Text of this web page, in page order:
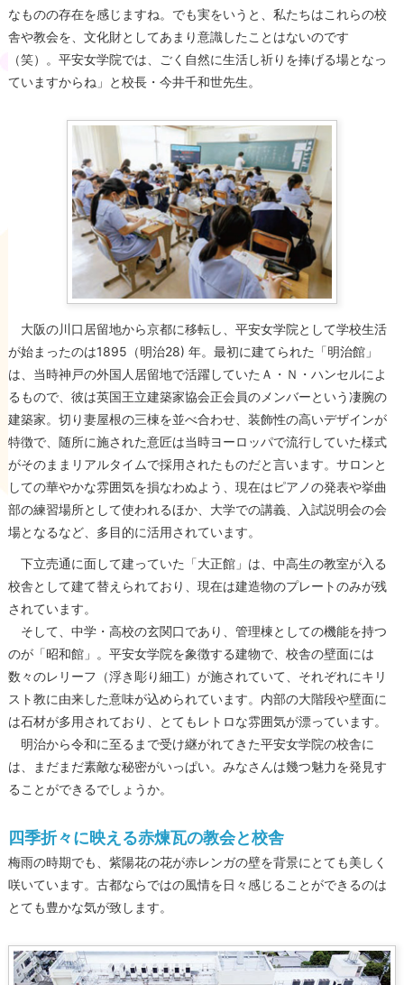
なものの存在を感じますね。でも実をいうと、私たちはこれらの校
舎や教会を、文化財としてあまり意識したことはないのです
（笑）。平安女学院では、ごく自然に生活し祈りを捧げる場となっ
ていますからね」と校長・今井千和世先生。
大阪の川口居留地から京都に移転し、平安女学院として学校生活
が始まったのは1895（明治28) 年。最初に建てられた「明治館」
は、当時神戸の外国人居留地で活躍していたＡ・Ｎ・ハンセルによ
るもので、彼は英国王立建築家協会正会員のメンバーという凄腕の
建築家。切り妻屋根の三棟を並べ合わせ、装飾性の高いデザインが
特徴で、随所に施された意匠は当時ヨーロッパで流行していた様式
がそのままリアルタイムで採用されたものだと言います。サロンと
しての華やかな雰囲気を損なわぬよう、現在はピアノの発表や挙曲
部の練習場所として使われるほか、大学での講義、入試説明会の会
場となるなど、多目的に活用されています。
下立売通に面して建っていた「大正館」は、中高生の教室が入る
校舎として建て替えられており、現在は建造物のプレートのみが残
されています。
そして、中学・高校の玄関口であり、管理棟としての機能を持つ
のが「昭和館」。平安女学院を象徴する建物で、校舎の壁面には
数々のレリーフ（浮き彫り細工）が施されていて、それぞれにキリ
スト教に由来した意味が込められています。内部の大階段や壁面に
は石材が多用されており、とてもレトロな雰囲気が漂っています。
明治から令和に至るまで受け継がれてきた平安女学院の校舎に
は、まだまだ素敵な秘密がいっぱい。みなさんは幾つ魅力を発見す
ることができるでしょうか。
四季折々に映える赤煉瓦の教会と校舎
梅雨の時期でも、紫陽花の花が赤レンガの壁を背景にとても美しく
咲いています。古都ならではの風情を日々感じることができるのは
とても豊かな気が致します。